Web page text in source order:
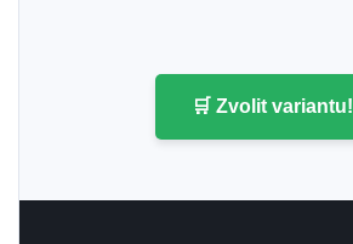
🛒 Zvolit variantu!